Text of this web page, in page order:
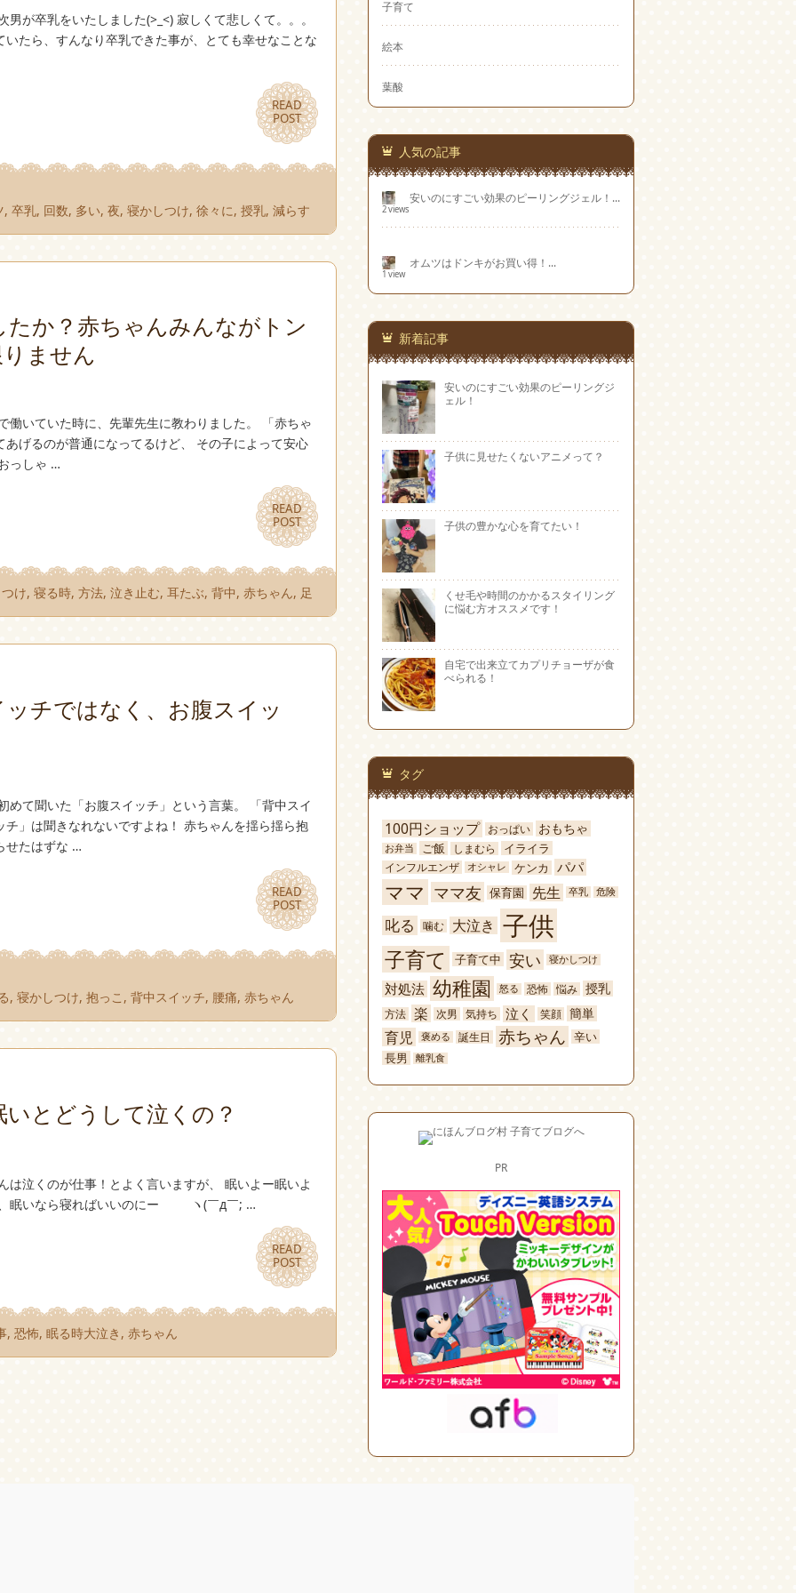
が卒乳をいたしました(>_<) 寂しくて悲しくて。。。
たら、すんなり卒乳できた事が、とても幸せなことな
READ
POST
READ
POST
,卒乳, 回数, 多い,夜,寝かしつけ,徐々に,授乳,減らす
か？赤ちゃんみんながトン
ません
いていた時に、先輩先生に教わりました。 「赤ちゃ
あげるのが普通になってるけど、 その子によって安心
っしゃ …
READ
POST
READ
POST
け,寝る時,方法,泣き止む,耳たぶ,背中,赤ちゃん, 足
チではなく、お腹スイッ
て聞いた「お腹スイッチ」という言葉。 「背中スイ
」は聞きなれないですよね！ 赤ちゃんを揺ら揺ら抱
せたはずな …
READ
POST
READ
POST
,寝かしつけ,抱っこ ,背中スイッチ, 腰痛,赤ちゃん
とどうして泣くの？
泣くのが仕事！とよく言いますが、 眠いよー眠いよ
、眠いなら寝ればいいのにー ヽ(￣д￣; …
READ
POST
READ
POST
,恐怖,眠る時大泣き ,赤ちゃん
子育て
絵本
葉酸
人気の記事
安いのにすごい効果のピーリングジェル！...
2 views
オムツはドンキがお買い得！...
1 view
新着記事
安いのにすごい効果のピーリングジ
ェル！
子供に見せたくないアニメって？
子供の豊かな心を育てたい！
くせ毛や時間のかかるスタイリング
に悩む方オススメです！
自宅で出来立てカプリチョーザが食
べられる！
タグ
100円ショップ おっぱい おもちゃ
お弁当 ご飯 しまむら イライラ
インフルエンザ オシャレ ケンカ パパ
ママ ママ友 保育園 先生 卒乳 危険
叱る 噛む 大泣き 子供
子育て 子育て中 安い 寝かしつけ
対処法 幼稚園 怒る 恐怖 悩み 授乳
方法 楽 次男 気持ち 泣く 笑顔 簡単
育児 褒める 誕生日 赤ちゃん 辛い
長男
離乳食
PR